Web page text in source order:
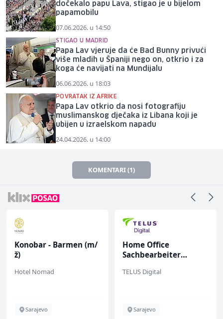
dočekalo papu Lava, stigao je u bijelom
papamobilu
07.06.2026. u 14:50
STIGAO U MADRID
Papa Lav vjeruje da će Bad Bunny privući
više mladih u Španiji nego on, otkrio i za
koga će navijati na Mundijalu
06.06.2026. u 18:03
POVRATAK IZ AFRIKE
Papa Lav otkrio da nosi fotografiju
muslimanskog dječaka iz Libana koji je
ubijen u izraelskom napadu
24.04.2026. u 14:00
KOMENTARI (1)
Konobar - Barmen (m/
ž)
Hotel Nomad
Sarajevo
Home Office
Sachbearbeiter
bekannten deutschen
TELUS Digital
Sarajevo